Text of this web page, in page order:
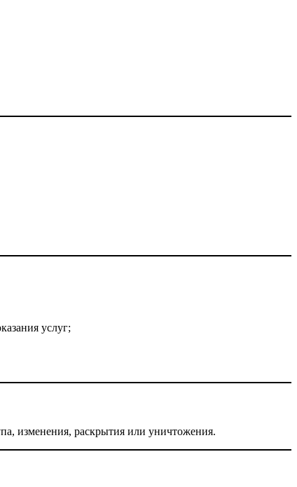
услуг;
изменения, раскрытия или уничтожения.